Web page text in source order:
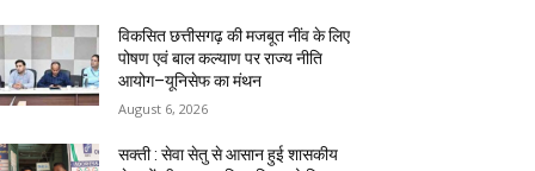
विकसित छत्तीसगढ़ की मजबूत नींव के लिए
पोषण एवं बाल कल्याण पर राज्य नीति
आयोग–यूनिसेफ का मंथन
August 6, 2026
सक्ती : सेवा सेतु से आसान हुई शासकीय